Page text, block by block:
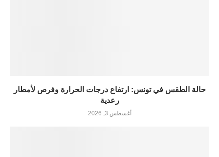
حالة الطقس في تونس: ارتفاع درجات الحرارة وفرص لأمطار
رعدية
أغسطس 3, 2026